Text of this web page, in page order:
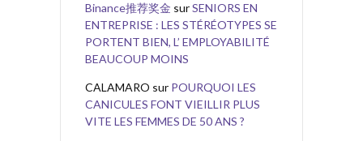
Binance推荐奖金 surSENIORS EN
ENTREPRISE : LES STÉRÉOTYPES SE
PORTENT BIEN, L’ EMPLOYABILITÉ
BEAUCOUP MOINS
CALAMARO sur POURQUOI LES
CANICULES FONT VIEILLIR PLUS
VITE LES FEMMES DE 50 ANS ?